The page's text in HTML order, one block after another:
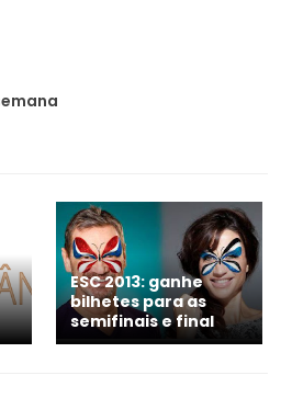
ESC 2013: ganhe
bilhetes para as
semifinais e final